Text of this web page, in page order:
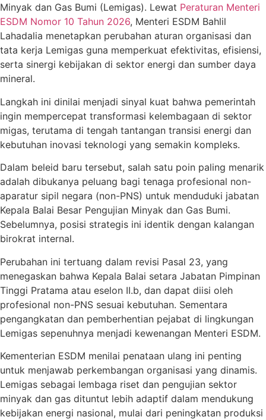
Minyak dan Gas Bumi (Lemigas). Lewat Peraturan Menteri
ESDM Nomor 10 Tahun 2026, Menteri ESDM Bahlil
Lahadalia menetapkan perubahan aturan organisasi dan
tata kerja Lemigas guna memperkuat efektivitas, efisiensi,
serta sinergi kebijakan di sektor energi dan sumber daya
mineral.
Langkah ini dinilai menjadi sinyal kuat bahwa pemerintah
ingin mempercepat transformasi kelembagaan di sektor
migas, terutama di tengah tantangan transisi energi dan
kebutuhan inovasi teknologi yang semakin kompleks.
Dalam beleid baru tersebut, salah satu poin paling menarik
adalah dibukanya peluang bagi tenaga profesional non-
aparatur sipil negara (non-PNS) untuk menduduki jabatan
Kepala Balai Besar Pengujian Minyak dan Gas Bumi.
Sebelumnya, posisi strategis ini identik dengan kalangan
birokrat internal.
Perubahan ini tertuang dalam revisi Pasal 23, yang
menegaskan bahwa Kepala Balai setara Jabatan Pimpinan
Tinggi Pratama atau eselon II.b, dan dapat diisi oleh
profesional non-PNS sesuai kebutuhan. Sementara
pengangkatan dan pemberhentian pejabat di lingkungan
Lemigas sepenuhnya menjadi kewenangan Menteri ESDM.
Kementerian ESDM menilai penataan ulang ini penting
untuk menjawab perkembangan organisasi yang dinamis.
Lemigas sebagai lembaga riset dan pengujian sektor
minyak dan gas dituntut lebih adaptif dalam mendukung
kebijakan energi nasional, mulai dari peningkatan produksi